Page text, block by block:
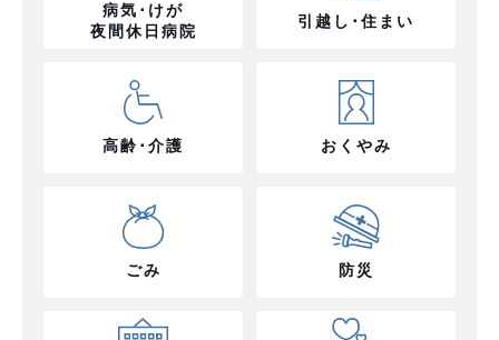
病気･けが
夜間休日病院
引越し･住まい
高齢･介護 おくやみ
ごみ 防災